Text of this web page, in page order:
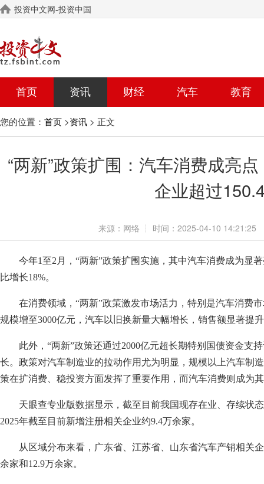
投资中文网-投资中国
首页 资讯 财经 汽车 教育
您的位置： 首页 >资讯 > 正文
“两新”政策扩围：汽车消费成亮
企业超过
来源： 网络 ┆ 时间： 2025-04-10 14:21:25
今年1至2月，“两新”政策扩围实施，其中汽车消费成为显
比增长18%。
在消费领域，“两新”政策激发市场活力，特别是汽车消费
规模增至3000亿元，汽车以旧换新量大幅增长，销售额显著提
此外，“两新”政策还通过2000亿元超长期特别国债资金支
长。政策对汽车制造业的拉动作用尤为明显，规模以上汽车制
策在扩消费、稳投资方面发挥了重要作用，而汽车消费则成为
天眼查专业版数据显示，截至目前我国现存在业、存续状
2025年截至目前新增注册相关企业约9.4万余家。
从区域分布来看，广东省、江苏省、山东省汽车产销相关
余家和12.9万余家。